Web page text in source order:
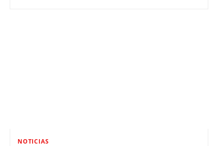
NOTICIAS